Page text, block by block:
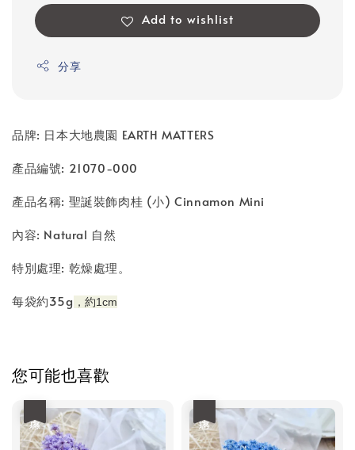
Add to wishlist
分享
品牌: 日本大地農園 EARTH MATTERS
產品編號: 21070-000
產品名稱: 聖誕裝飾肉桂 (小) Cinnamon Mini
內容: Natural 自然
特別處理: 乾燥處理。
每袋約35g ， 約1cm
您可能也喜歡